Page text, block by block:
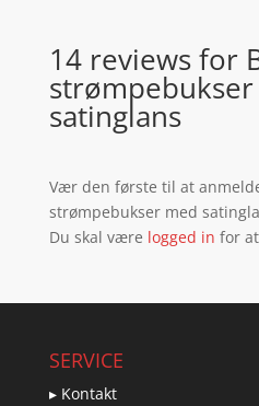
14 reviews for
satinglans
Vær den første til at
strømpebukser med
Du skal være logged in for
SERVICE
▸ Kontakt